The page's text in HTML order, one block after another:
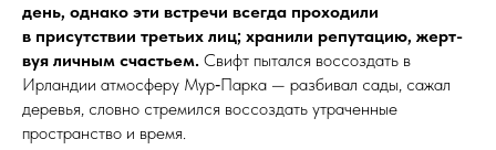
день, однако эти встречи всегда проходили
в присутствии третьих лиц; хранили репутацию, жерт­
вуя личным счастьем. Свифт пытался воссоздать в
Ирландии атмосферу Мур‑Парка — разбивал сады, сажал
деревья, словно стремился воссоздать утраченные
пространство и время.